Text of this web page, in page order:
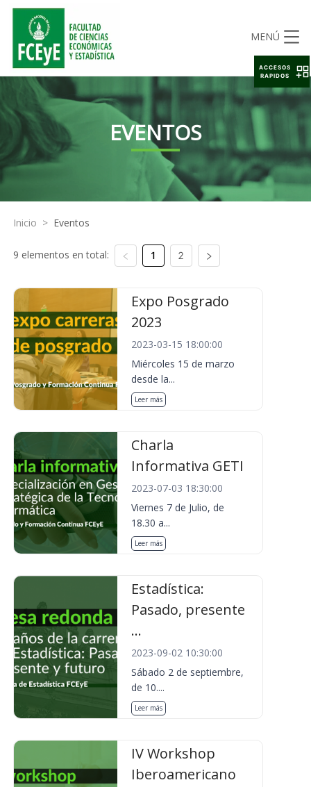
MENÚ
EVENTOS
Inicio > Eventos
9 elementos en total: 1 2
Expo Posgrado
2023
2023-03-15 18:00:00
Miércoles 15 de marzo
desde la...
Leer más
Charla
Informativa GETI
2023-07-03 18:30:00
Viernes 7 de Julio, de
18.30 a...
Leer más
Estadística:
Pasado, presente
...
2023-09-02 10:30:00
Sábado 2 de septiembre,
de 10....
Leer más
IV Workshop
Iberoamericano
ACCESOS
RAPIDOS